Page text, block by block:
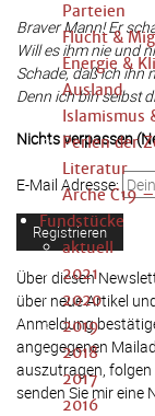
Parteien
Flucht &
Energie &
Ausland
Islamismus
Perlen der
Literatur
Arche C19
Fundstücke
aktuell
2021
2020
2019
2018
2017
2016
Braver Mann! Er
Will es ihm nie und
Schade, daß ich ihn
Denn ich bin selbst
Nichts verpassen
E-Mail Adresse:
Über diesen
über neue Artikel
Anmeldung
angegegenen
auszutragen, folgen
senden Sie mir eine